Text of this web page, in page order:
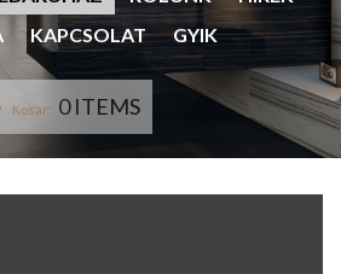
KAPCSOLAT GYIK
Kosár: 0 ITEMS